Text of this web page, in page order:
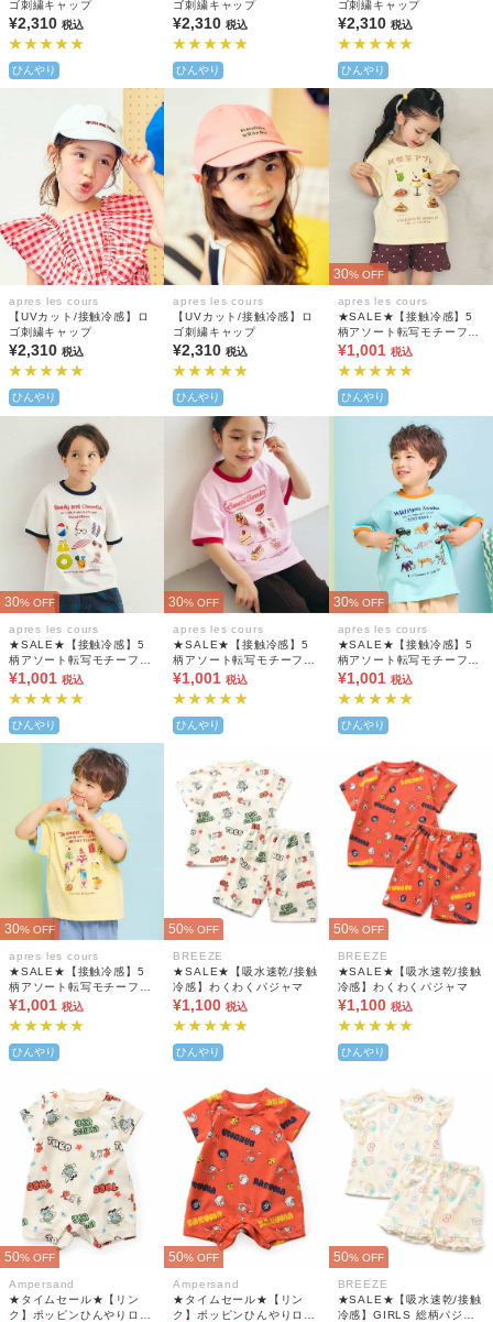
ゴ刺繍キャップ
¥2,310 税込
ひんやり
ゴ刺繍キャップ
¥2,310税込
ひんやり
ゴ刺繍キャップ
¥2,310 税込
ひんやり
apres les cours
【UVカット/接触冷感】ロ
ゴ刺繍キャップ
¥2,310 税込
ひんやり
apres les cours
【UVカット/接触冷感】ロ
ゴ刺繍キャップ
¥2,310税込
ひんやり
30% OFF
apres les cours
★SALE★【接触冷感】5
柄アソート転写モチーフT
シャツ
¥1,001 税込
ひんやり
30% OFF
apres les cours
★SALE★【接触冷感】5
柄アソート転写モチーフT
シャツ
¥1,001 税込
ひんやり
30% OFF
apres les cours
★SALE★【接触冷感】5
柄アソート転写モチーフT
シャツ
¥1,001 税込
ひんやり
30% OFF
apres les cours
★SALE★【接触冷感】5
柄アソート転写モチーフT
シャツ
¥1,001 税込
ひんやり
30% OFF
apres les cours
★SALE★【接触冷感】5
柄アソート転写モチーフT
シャツ
¥1,001 税込
ひんやり
50% OFF
BREEZE
★SALE★【吸水速乾/接触
冷感】わくわくパジャマ
¥1,100 税込
ひんやり
50% OFF
BREEZE
★SALE★【吸水速乾/接触
冷感】わくわくパジャマ
¥1,100 税込
ひんやり
50% OFF
Ampersand
★タイムセール★【リン
ク】ポッピンひんやりロン
50% OFF
Ampersand
★タイムセール★【リン
ク】ポッピンひんやりロン
50% OFF
BREEZE
★SALE★【吸水速乾/接触
冷感】GIRLS 総柄パジャ